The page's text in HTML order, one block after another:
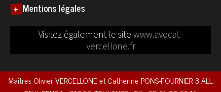
Mentions légales
Visitez également le site www.avocat-
vercellone.fr
Maîtres Olivier VERCELLONE et Catherine PONS-FOURNIER3 ALL